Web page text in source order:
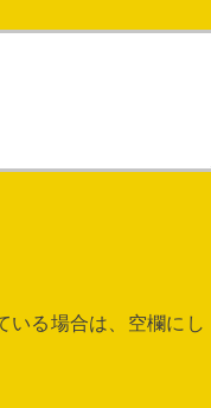
いる場合は、空欄にし